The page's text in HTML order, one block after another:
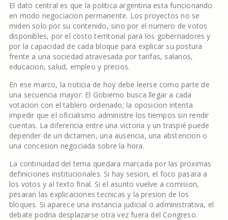
El dato central es que la politica argentina esta funcionando
en modo negociacion permanente. Los proyectos no se
miden solo por su contenido, sino por el numero de votos
disponibles, por el costo territorial para los gobernadores y
por la capacidad de cada bloque para explicar su postura
frente a una sociedad atravesada por tarifas, salarios,
educacion, salud, empleo y precios.
En ese marco, la noticia de hoy debe leerse como parte de
una secuencia mayor. El Gobierno busca llegar a cada
votacion con el tablero ordenado; la oposicion intenta
impedir que el oficialismo administre los tiempos sin rendir
cuentas. La diferencia entre una victoria y un traspié puede
depender de un dictamen, una ausencia, una abstencion o
una concesion negociada sobre la hora.
La continuidad del tema quedara marcada por las proximas
definiciones institucionales. Si hay sesion, el foco pasara a
los votos y al texto final. Si el asunto vuelve a comision,
pesaran las explicaciones tecnicas y la presion de los
bloques. Si aparece una instancia judicial o administrativa, el
debate podria desplazarse otra vez fuera del Congreso.